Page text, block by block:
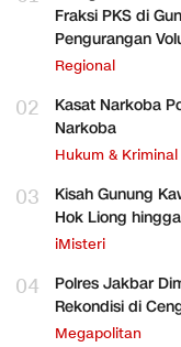
Fraksi PKS di
Pengurangan
Regional
02
Kasat Narkoba
Narkoba
Hukum & Kriminal
03
Kisah Gunung
Hok Liong
iMisteri
04
Polres Jakbar
Rekondisi di
Megapolitan